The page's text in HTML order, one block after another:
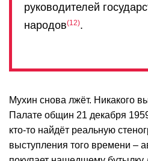
руководителей
народов 12 .
Мухин снова лжёт. Никакого
Палате общин 21 декабря
кто-то найдёт реальную
выступления того времени –